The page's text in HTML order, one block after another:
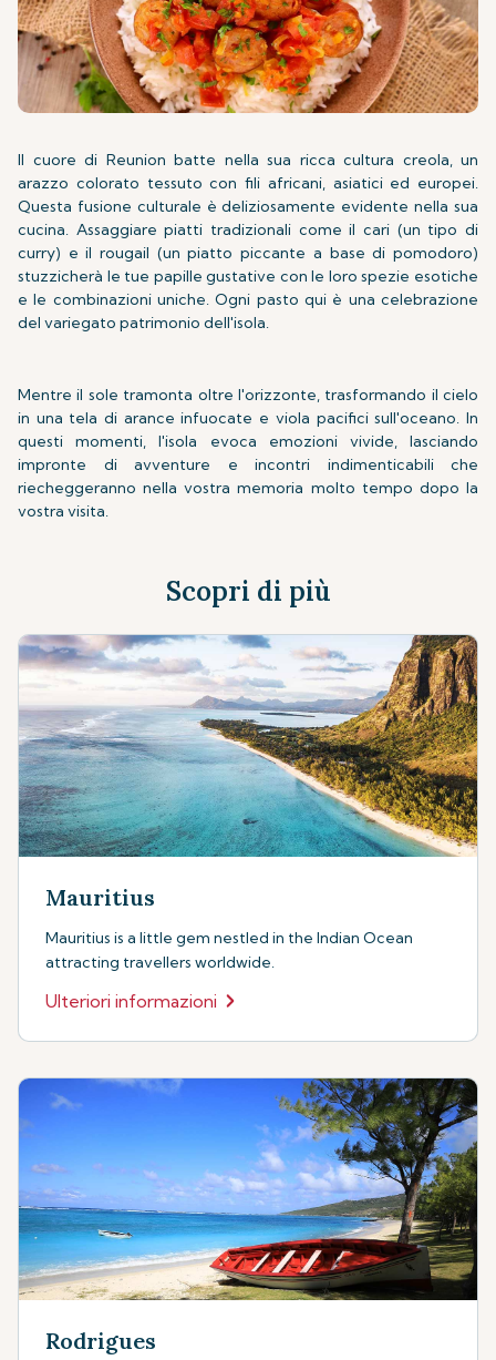
Il cuore di Reunion batte nella sua ricca cultura creola, un
arazzo colorato tessuto con fili africani, asiatici ed europei.
Questa fusione culturale è deliziosamente evidente nella sua
cucina. Assaggiare piatti tradizionali come il cari (un tipo di
curry) e il rougail (un piatto piccante a base di pomodoro)
stuzzicherà le tue papille gustative con le loro spezie esotiche
e le combinazioni uniche. Ogni pasto qui è una celebrazione
del variegato patrimonio dell'isola.
Mentre il sole tramonta oltre l'orizzonte, trasformando il cielo
in una tela di arance infuocate e viola pacifici sull'oceano. In
questi momenti, l'isola evoca emozioni vivide, lasciando
impronte di avventure e incontri indimenticabili che
riecheggeranno nella vostra memoria molto tempo dopo la
vostra visita.
Scopri di più
Mauritius
Mauritius is a little gem nestled in the Indian Ocean
attracting travellers worldwide.
Ulteriori informazioni
Rodrigues